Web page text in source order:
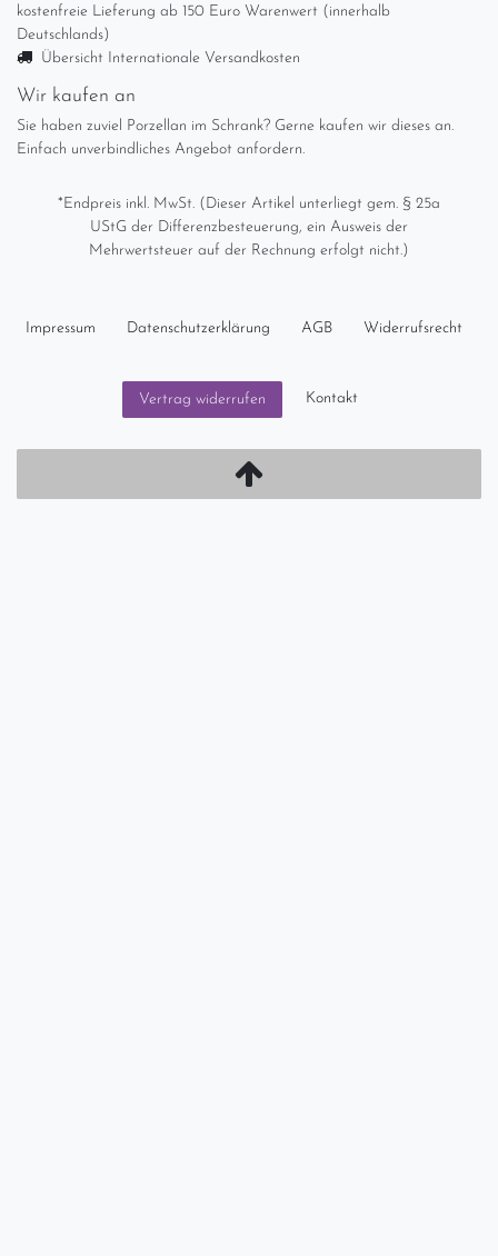
kostenfreie Lieferung ab 150 Euro Warenwert (innerhalb
Deutschlands)
Übersicht Internationale Versandkosten
Wir kaufen an
Sie haben zuviel Porzellan im Schrank? Gerne kaufen wir dieses an.
Einfach unverbindliches Angebot anfordern.
*Endpreis inkl. MwSt. (Dieser Artikel unterliegt gem. § 25a
UStG der Differenzbesteuerung, ein Ausweis der
Mehrwertsteuer auf der Rechnung erfolgt nicht.)
Impressum Daten­schutz­erklärung AGB Widerrufs­recht
Vertrag widerrufen Kontakt